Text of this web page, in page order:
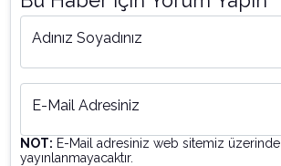
Adınız Soyadınız
E-Mail Adresiniz
NOT: E-Mail adresiniz web sitemiz üzerinde
yayınlanmayacaktır.